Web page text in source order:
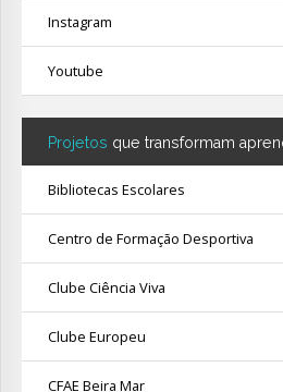
Instagram
Youtube
Projetos que transformam
Bibliotecas Escolares
Centro de Formação Desportiva
Clube Ciência Viva
Clube Europeu
CFAE Beira Mar